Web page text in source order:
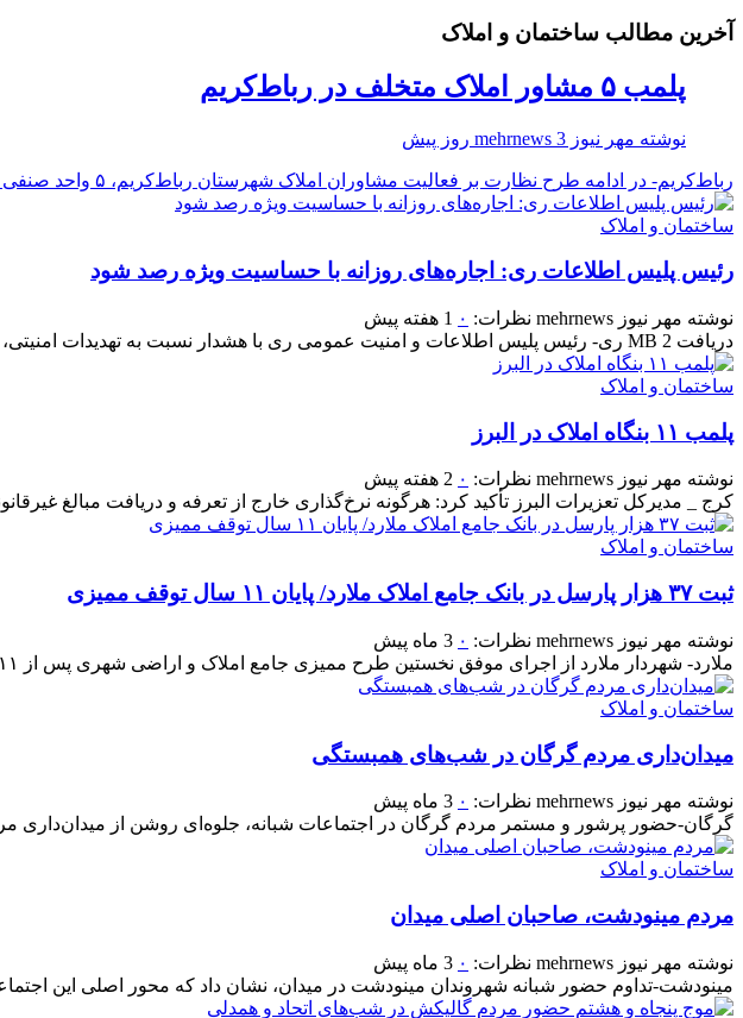
آخرین مطالب ساختمان و املاک
پلمب ۵ مشاور املاک متخلف در رباط‌کریم
نوشته مهر نیوز mehrnews 3 روز پیش
رباط‌کریم- در ادامه طرح نظارت بر فعالیت مشاوران املاک شهرستان رباط‌کریم، ۵ واحد صنفی از مجموع ۶ بنگاه مورد بازرسی به دلیل تخلفات متعدد پلمب و برای آن‌ها پرونده قضایی تشکیل شد.
ساختمان و املاک
رئیس پلیس اطلاعات ری: اجاره‌های روزانه با حساسیت ویژه رصد شود
نوشته مهر نیوز mehrnews نظرات: ۰ 1 هفته پیش
دریافت 2 MB ری- رئیس پلیس اطلاعات و امنیت عمومی ری با هشدار نسبت به تهدیدات امنیتی، خواستار نظارت دقیق بر اجاره‌های روزانه ...
ساختمان و املاک
پلمب ۱۱ بنگاه املاک در البرز
نوشته مهر نیوز mehrnews نظرات: ۰ 2 هفته پیش
کرج _ مدیرکل تعزیرات البرز تأکید کرد: هرگونه نرخ‌گذاری خارج از تعرفه و دریافت مبالغ
ساختمان و املاک
ثبت ۳۷ هزار پارسل در بانک جامع املاک ملارد/ پایان ۱۱ سال توقف ممیزی
نوشته مهر نیوز mehrnews نظرات: ۰ 3 ماه پیش
ملارد- شهردار ملارد از اجرای موفق نخستین طرح ممیزی جامع املاک و اراضی شهری پس از ۱۱ سال وقفه خبر داد.
ساختمان و املاک
میدان‌داری مردم گرگان در شب‌های همبستگی
نوشته مهر نیوز mehrnews نظرات: ۰ 3 ماه پیش
گرگان-حضور پرشور و مستمر مردم گرگان در اجتماعات شبانه، جلوه‌ای روشن از میدان‌داری
ساختمان و املاک
مردم مینودشت، صاحبان اصلی میدان
نوشته مهر نیوز mehrnews نظرات: ۰ 3 ماه پیش
مینودشت-تداوم حضور شبانه شهروندان مینودشت در میدان، نشان داد که محور اصلی این